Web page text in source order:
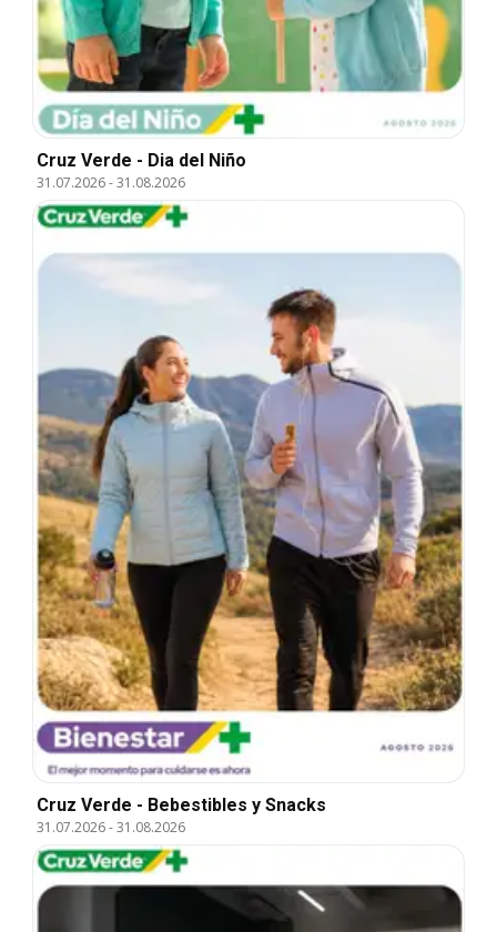
Cruz Verde - Dia del Niño
31.07.2026-31.08.2026
Cruz Verde - Bebestibles y Snacks
31.07.2026-31.08.2026